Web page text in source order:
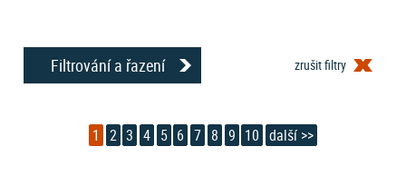
Filtrování a řazení zrušit filtry
1 2 3 4 5 6 7 8 9 10 další >>